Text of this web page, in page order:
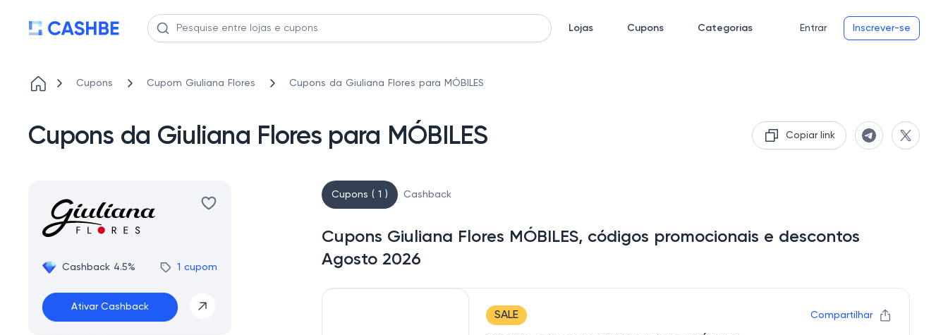
Lojas Cupons Categorias Entrar Inscrever-se
Cupons Cupom Giuliana Flores Cupons da Giuliana Flores para MÓBILES
Cupons da Giuliana Flores para MÓBILES Copiar link
Cashback 4.5% 1 cupom
Ativar Cashback
Cupons ( 1 ) Cashback
Cupons Giuliana Flores MÓBILES, códigos promocionais e descontos
Agosto 2026
SALE Compartilhar